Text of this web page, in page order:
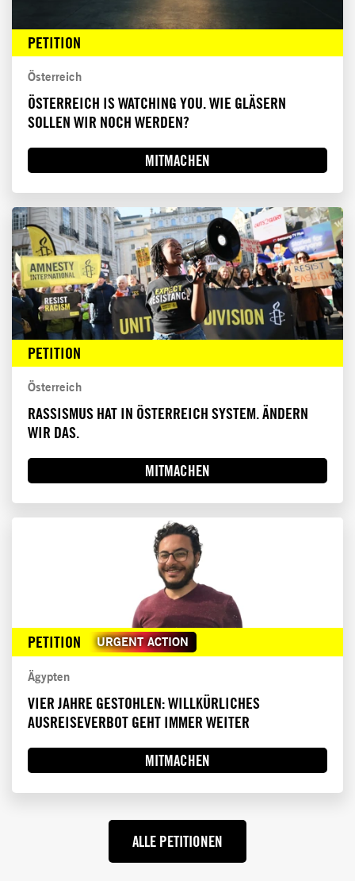
PETITION
Österreich
ÖSTERREICH IS WATCHING YOU. WIE GLÄSERN
SOLLEN WIR NOCH WERDEN?
MITMACHEN
PETITION
Österreich
RASSISMUS HAT IN ÖSTERREICH SYSTEM. ÄNDERN
WIR DAS.
MITMACHEN
PETITION URGENT ACTION
Ägypten
VIER JAHRE GESTOHLEN: WILLKÜRLICHES
AUSREISEVERBOT GEHT IMMER WEITER
MITMACHEN
ALLE PETITIONEN